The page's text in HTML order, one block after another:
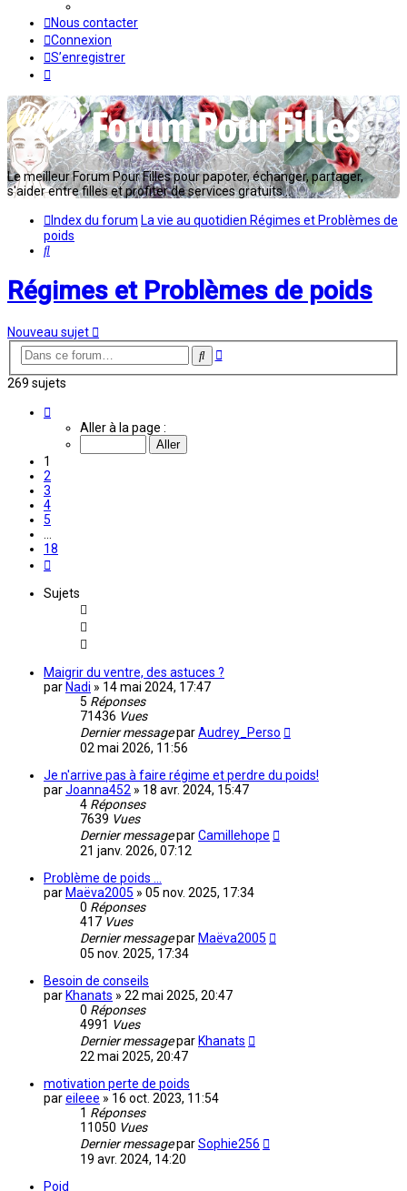
Nous contacter
Connexion
S’enregistrer
Le meilleur Forum Pour Filles pour papoter, échanger, partager,
s'aider entre filles et profiter de services gratuits...
Index du forum La vie au quotidien Régimes et Problèmes de
poids
Rechercher
Régimes et Problèmes de poids
Nouveau sujet
Rechercher
Recherche
269 sujets
Aller à la page :
1
2
3
4
5
18
Sujets
Maigrir du ventre, des astuces ?
par Nadi » 14 mai 2024, 17:47
5 Réponses
71436 Vues
Dernier messageparAudrey_Perso
02 mai 2026, 11:56
Je n'arrive pas à faire régime et perdre du poids!
parJoanna452 » 18 avr. 2024, 15:47
4 Réponses
7639 Vues
Dernier messageparCamillehope
21 janv. 2026, 07:12
Problème de poids ...
par Maëva2005 » 05 nov. 2025, 17:34
0 Réponses
417 Vues
Dernier messagepar Maëva2005
05 nov. 2025, 17:34
Besoin de conseils
par Khanats » 22 mai 2025, 20:47
0 Réponses
4991 Vues
Dernier messagepar Khanats
22 mai 2025, 20:47
motivation perte de poids
pareileee » 16 oct. 2023, 11:54
1 Réponses
11050 Vues
Dernier messageparSophie256
19 avr. 2024, 14:20
Poid